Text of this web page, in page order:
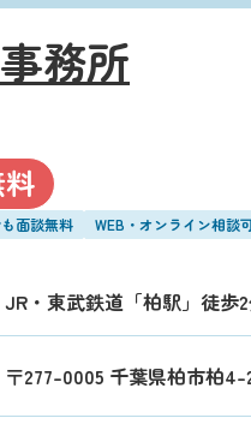
務所
面談無料 WEB・オンライン相談
JR・東武鉄道「柏駅」徒歩
〒277-0005 千葉県柏市柏